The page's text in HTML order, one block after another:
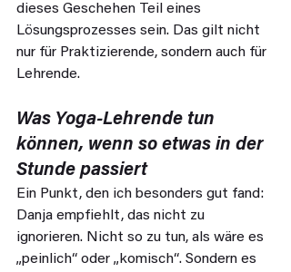
dieses Geschehen Teil eines
Lösungsprozesses sein. Das gilt nicht
nur für Praktizierende, sondern auch für
Lehrende.
Was Yoga-Lehrende tun
können, wenn so etwas in der
Stunde passiert
Ein Punkt, den ich besonders gut fand:
Danja empfiehlt, das nicht zu
ignorieren. Nicht so zu tun, als wäre es
„peinlich“ oder „komisch“. Sondern es